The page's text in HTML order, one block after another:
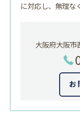
に対応し、無理な
大阪府大阪
お